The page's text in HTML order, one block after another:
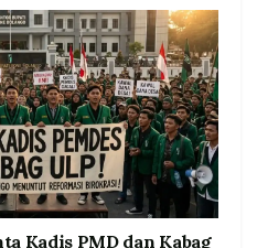
Kadis PMD dan Kabag